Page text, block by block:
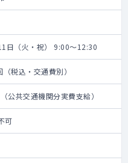
日（火・祝） 9:00～12:30
税込・交通費別）
公共交通機関分実費支給）
可